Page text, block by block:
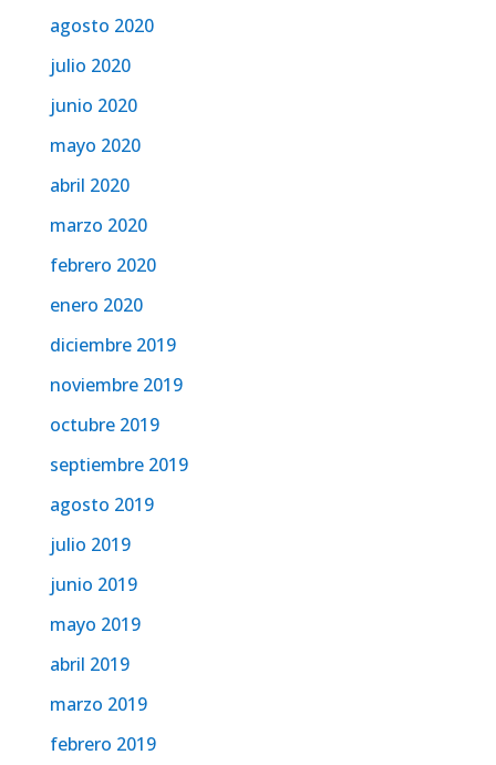
agosto 2020
julio 2020
junio 2020
mayo 2020
abril 2020
marzo 2020
febrero 2020
enero 2020
diciembre 2019
noviembre 2019
octubre 2019
septiembre 2019
agosto 2019
julio 2019
junio 2019
mayo 2019
abril 2019
marzo 2019
febrero 2019